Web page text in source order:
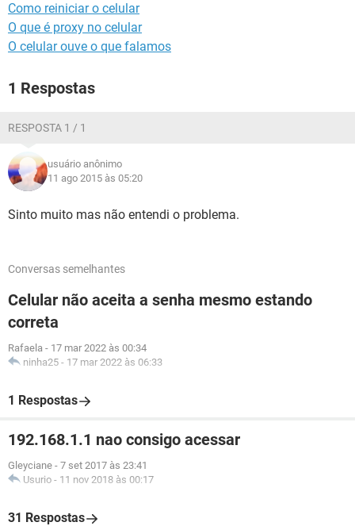
Como reiniciar o celular
O que é proxy no celular
O celular ouve o que falamos
1 Respostas
RESPOSTA 1 / 1
usuário anônimo
11 ago 2015 às 05:20
Sinto muito mas não entendi o problema.
Conversas semelhantes
Celular não aceita a senha mesmo estando
correta
Rafaela - 17 mar 2022 às 00:34
ninha25 - 17 mar 2022 às 06:33
1 Respostas
192.168.1.1 nao consigo acessar
Gleyciane - 7 set 2017 às 23:41
Usurio - 11 nov 2018 às 00:17
31 Respostas